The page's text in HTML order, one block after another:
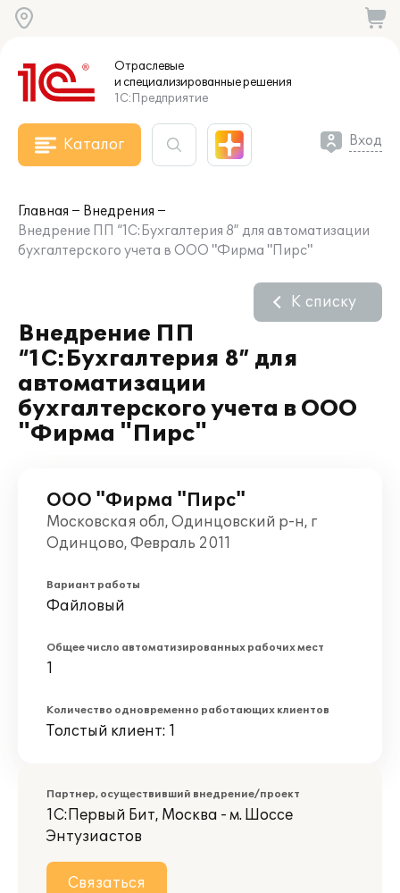
Отраслевые
и специализированныерешения
1С:Предприятие
Каталог Вход
Главная
Внедрения
Внедрение ПП “1С:Бухгалтерия 8” для автоматизации
бухгалтерского учета в ООО "Фирма "Пирс"
Внедрение ПП
“1С:Бухгалтерия 8” для
автоматизации
бухгалтерского учета в ООО
"Фирма "Пирс"
К списку
ООО "Фирма "Пирс"
Московская обл, Одинцовский р-н, г
Одинцово, Февраль 2011
Вариант работы
Файловый
Общее число автоматизированных рабочих мест
1
Количество одновременно работающих клиентов
Толстый клиент: 1
Партнер, осуществивший внедрение/проект
1С:Первый Бит, Москва - м. Шоссе
Энтузиастов
Связаться